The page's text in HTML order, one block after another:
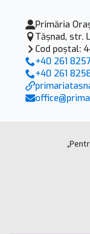
Primăria
Tăşnad, str.
Cod poştal:
+40 261
+40 261